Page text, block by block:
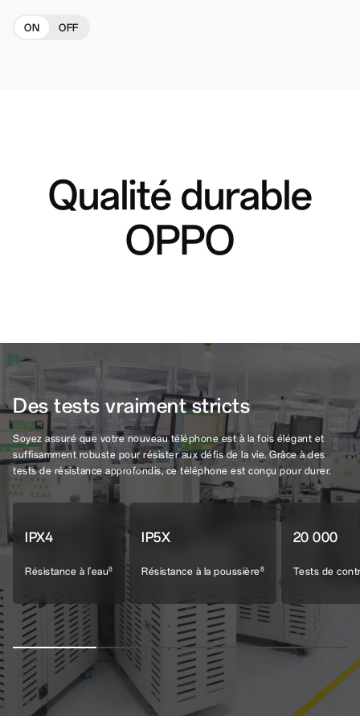
ON OFF
Qualité durable
OPPO
Des tests vraiment stricts
Soyez assuré que votre nouveau téléphone est à la fois élégant et
suffisamment robuste pour résister aux défis de la vie. Grâce à des
tests de résistance approfondis, ce téléphone est conçu pour durer.
IPX4
Résistance à l'eau8
IP5X
Résistance à la poussière8
20 000
Tests de